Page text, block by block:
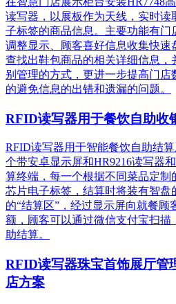
读写器，以展板作为天线，实时
子标签的商品信息。主要功能有门
调整显示、顾客喜好信息收集快速
查找出鞋包商品的相关详细信息，
别管理的方式，更进一步提高门
的避免信息的出错和遗漏的问题。
RFID读写器用于餐饮自助收
RFID读写器用于智能餐饮自助结
个带安卓显示屏和HR9216读写器
算终端，每一个根据不同菜品定制
芯片电子标签，结算时将装有智
的“结算区”，经过显示屏向就餐顾
额，顾客可以通过微信支付宝扫描
助结算。
RFID读写器珠宝首饰展厅管
店方案